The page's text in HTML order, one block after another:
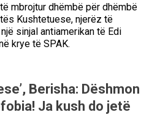
mbrojtur dhëmbë për dhëmbë
Kushtetuese, njerëz të
sinjal antiamerikan të Edi
krye të SPAK.
Berisha: Dëshmon
Ja kush do jetë